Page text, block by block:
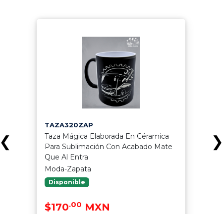
TAZA320ZAP
Taza Mágica Elaborada En Céramica
Para Sublimación Con Acabado Mate
Que Al Entra
Moda-Zapata
Disponible
$170.00 MXN